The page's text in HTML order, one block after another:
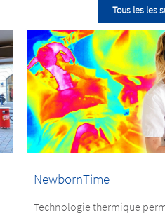
Tous les les
NewbornTime
Technologie thermique